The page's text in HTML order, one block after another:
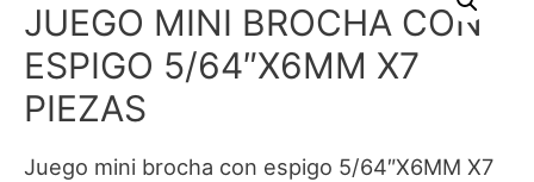
JUEGO MINI BROCHA CON
ESPIGO 5/64″X6MM X7
PIEZAS
Juego mini brocha con espigo 5/64″X6MM X7